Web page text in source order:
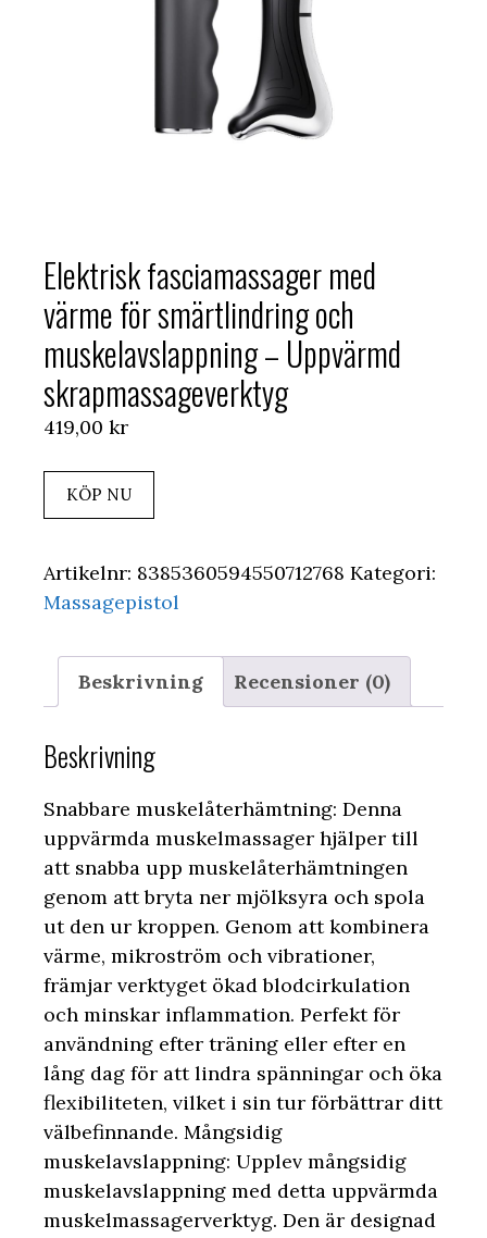
Elektrisk fasciamassager med
värme för smärtlindring och
muskelavslappning – Uppvärmd
skrapmassageverktyg
419,00 kr
KÖP NU
Artikelnr: 8385360594550712768 Kategori:
Massagepistol
Beskrivning Recensioner (0)
Beskrivning
Snabbare muskelåterhämtning: Denna
uppvärmda muskelmassager hjälper till
att snabba upp muskelåterhämtningen
genom att bryta ner mjölksyra och spola
ut den ur kroppen. Genom att kombinera
värme, mikroström och vibrationer,
främjar verktyget ökad blodcirkulation
och minskar inflammation. Perfekt för
användning efter träning eller efter en
lång dag för att lindra spänningar och öka
flexibiliteten, vilket i sin tur förbättrar ditt
välbefinnande. Mångsidig
muskelavslappning: Upplev mångsidig
muskelavslappning med detta uppvärmda
muskelmassagerverktyg. Den är designad